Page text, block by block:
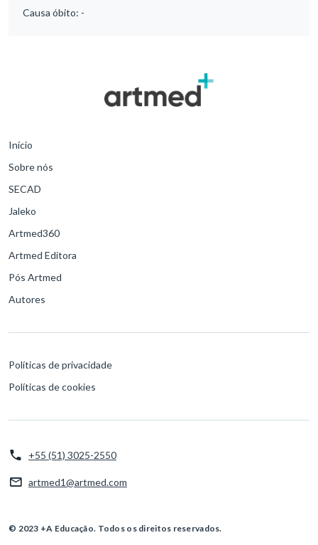
Causa óbito: -
Início
Sobre nós
SECAD
Jaleko
Artmed360
Artmed Editora
Pós Artmed
Autores
Políticas de privacidade
Políticas de cookies
+55 (51) 3025-2550
artmed1@artmed.com
© 2023 +A Educação. Todos os direitos reservados.